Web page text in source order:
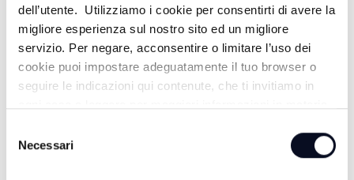
dell’utente. Utilizziamo i cookie per consentirti di avere la
migliore esperienza sul nostro sito ed un migliore
servizio. Per negare, acconsentire o limitare l’uso dei
cookie puoi impostare adeguatamente il tuo browser o
seguire le indicazioni qui contenute, che ti invitiamo in
delNecessari
ALTRE NOTIZIE TUTTE LE NOTIZIE